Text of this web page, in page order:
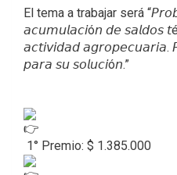
El tema a trabajar será
𝘢𝘤𝘶𝘮𝘶𝘭𝘢𝘤𝘪ó𝘯 𝘥𝘦 𝘴𝘢𝘭𝘥𝘰𝘴
𝘢𝘤𝘵𝘪𝘷𝘪𝘥𝘢𝘥
𝘱𝘢𝘳𝘢 𝘴𝘶 𝘴𝘰𝘭𝘶𝘤𝘪ó𝘯.”
1° Premio: $ 1.385.000